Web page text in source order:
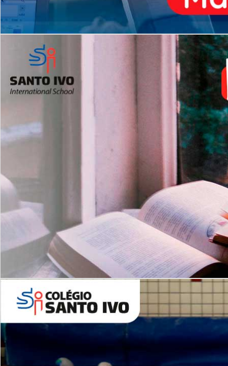
Matrículas Abertas 2026
Leituras Literárias
2º AO 5º ANO FUNDAMENTAL
es
Com imersão Bilingue - Anos
Finais
6º AO 9º ANO FUNDAMENTAL
Inglês: Turmas Reduzidas
(Proficiência)
ALUNOS NOVOS
Entre em Contato